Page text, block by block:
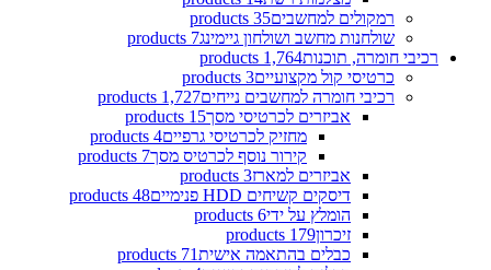
רמקולים למחשבים35 products
שולחנות מחשב ושולחון גיימינג7 products
רכיבי חומרה, תוכנות1,764 products
כרטיסי קול מקצועיים3 products
רכיבי חומרה למחשבים נייחים1,727 products
אביזרים לכרטיסי מסך15 products
מחזיק לכרטיסי גרפיים4 products
קירור נוסף לכרטיס מסך7 products
אביזרים למארז3 products
דיסקים קשיחים HDD פנימיים
48 products
הומלץ על ידי6 products
זיכרון179 products
כבלים בהתאמה אישית71 products